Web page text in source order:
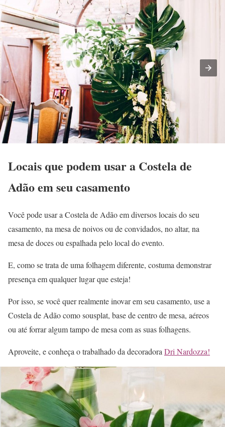
Locais que podem usar a Costela de
Adão em seu casamento
Você pode usar a Costela de Adão em diversos locais do seu
casamento, na mesa de noivos ou de convidados, no altar, na
mesa de doces ou espalhada pelo local do evento.
E, como se trata de uma folhagem diferente, costuma demonstrar
presença em qualquer lugar que esteja!
Por isso, se você quer realmente inovar em seu casamento, use a
Costela de Adão como sousplat, base de centro de mesa, aéreos
ou até forrar algum tampo de mesa com as suas folhagens.
Aproveite, e conheça o trabalhado da decoradora Dri Nardozza!